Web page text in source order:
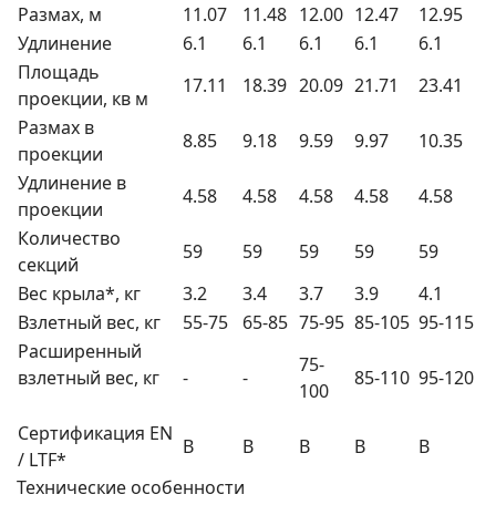
Размах, м
11.07 11.48 12.00 12.47
12.95
Удлинение
6.1 6.1 6.1 6.1
6.1
Площадь
проекции, кв м
17.11 18.39 20.09 21.71
23.41
Размах в
проекции
8.85 9.18 9.59 9.97
10.35
Удлинение в
проекции
4.58 4.58 4.58 4.58
4.58
Количество
секций
59 59 59 59
59
Вес крыла*, кг
3.2 3.4 3.7 3.9
4.1
Взлетный вес, кг
55-75 65-85 75-95 85-105 95-115
Расширенный
взлетный вес, кг
- -
75-
100
85-110 95-120
Сертификация EN
/ LTF*
B B B B
B
Технические особенности